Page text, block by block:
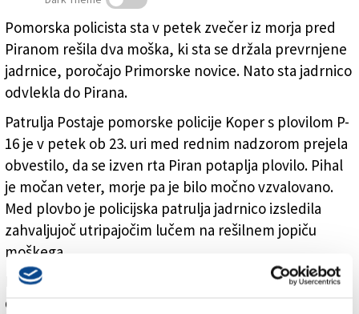
Prevrnjena jadrnica (PRIMORSKE NOVICE/PU KOPER)
Pomorska policista sta v petek zvečer iz morja pred
Piranom rešila dva moška, ki sta se držala prevrnjene
jadrnice, poročajo Primorske novice. Nato sta jadrnico
odvlekla do Pirana.
Patrulja Postaje pomorske policije Koper s plovilom P-
16 je v petek ob 23. uri med rednim nadzorom prejela
obvestilo, da se izven rta Piran potaplja plovilo. Pihal
je močan veter, morje pa je bilo močno vzvalovano.
Med plovbo je policijska patrulja jadrnico izsledila
zahvaljujoč utripajočim lučem na rešilnem jopiču
moškega.
Policista sta opazila prevrnjeno jadrnico, v morju pa
dva človeka, ki sta se držala plovila. Najprej sta rešila